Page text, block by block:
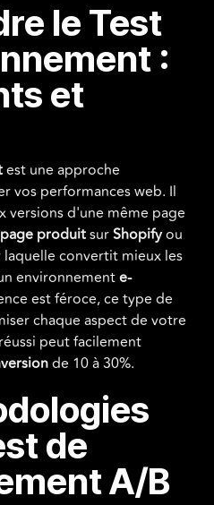
le Test
:
et
est une approche
vos performances web. Il
versions d'une même page
page produitsurShopifyou
convertit mieux les
environnemente-
est féroce, ce type de
chaque aspect de votre
réussi peut facilement
de 10 à 30%.
de
A/B